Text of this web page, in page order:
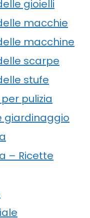
gioielli
macchie
macchine
scarpe
stufe
pulizia
giardinaggio
– Ricette